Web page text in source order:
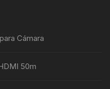
Cámara
50m